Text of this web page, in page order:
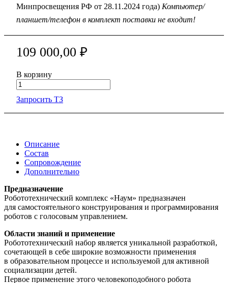
Минпросвещения РФ от 28.11.2024 года) Компьютер/
планшет/телефон в комплект поставки не входит!
109 000,00 ₽
В корзину
Запросить ТЗ
Описание
Состав
Сопровождение
Дополнительно
Предназначение
Робототехнический комплекс «Наум» предназначен
для самостоятельного конструирования и программирования
роботов с голосовым управлением.
Области знаний и применение
Робототехнический набор является уникальной разработкой,
сочетающей в себе широкие возможности применения
в образовательном процессе и используемой для активной
социализации детей.
Первое применение этого человекоподобного робота